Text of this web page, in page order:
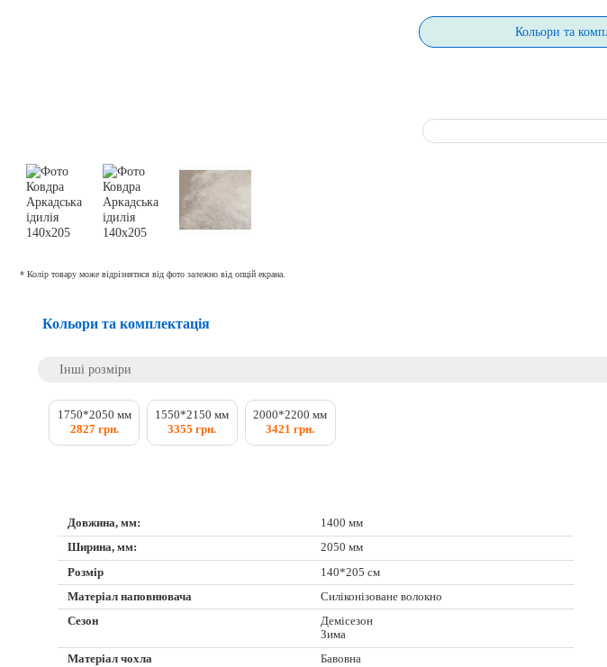
* Колір товару може відрізнятися від фото залежно від опцій екрана.
Кольори та
Кольори та комплектація
Інші розміри
1750*2050 мм
2827 грн.
1550*2150 мм
3355 грн.
2000*2200 мм
3421 грн.
Довжина, мм:
1400 мм
Ширина, мм:
2050 мм
Розмір
140*205 см
Матеріал наповнювача
Силіконізоване волокно
Сезон
Демісезон
Зима
Матеріал чохла
Бавовна